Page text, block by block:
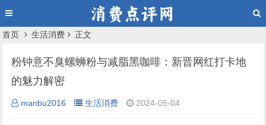
首页 生活消费 正文
粉钟意不臭螺蛳粉与减脂黑咖啡：新晋网红打卡地
的魅力解密
manbu2016 生活消费 2024-05-04